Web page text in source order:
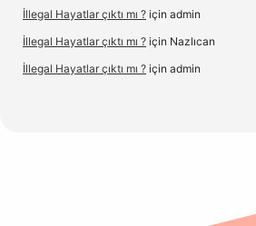
İllegal Hayatlar çıktı mı ? için admin
İllegal Hayatlar çıktı mı ? için Nazlıcan
İllegal Hayatlar çıktı mı ? için admin